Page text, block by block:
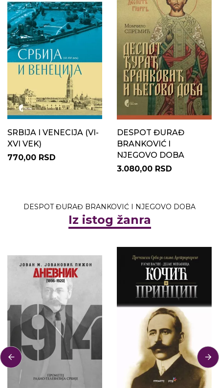
SRBIJA I VENECIJA (VI-
XVI VEK)
770,00 RSD
DESPOT ĐURAĐ
BRANKOVIĆ I
NJEGOVO DOBA
3.080,00 RSD
DESPOT ĐURAĐ BRANKOVIĆ I NJEGOVO DOBA
Iz istog žanra